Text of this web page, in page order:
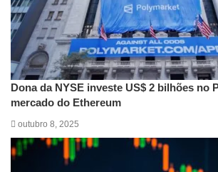
Dona da NYSE investe US$ 2 bilhões no
mercado do Ethereum
outubro 8, 2025